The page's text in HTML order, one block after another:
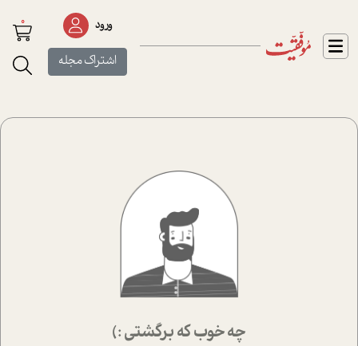
ورود
اشتراک مجله
0
چه خوب که برگشتی :)